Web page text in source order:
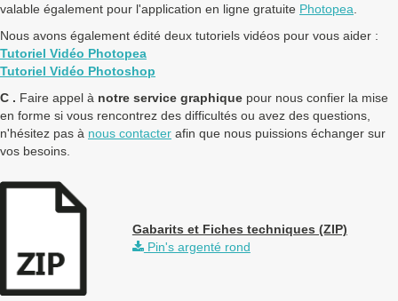
valable également pour l'application en ligne gratuite Photopea
Nous avons également édité deux tutoriels vidéos pour vous aider :
Tutoriel Vidéo Photopea
Tutoriel Vidéo Photoshop
C . Faire appel à notre service graphique pour nous confier la mise
en forme si vous rencontrez des difficultés ou avez des questions,
n'hésitez pas à nous contacter afin que nous puissions échanger sur
vos besoins.
Gabarits et Fiches techniques (ZIP)
Pin's argenté rond